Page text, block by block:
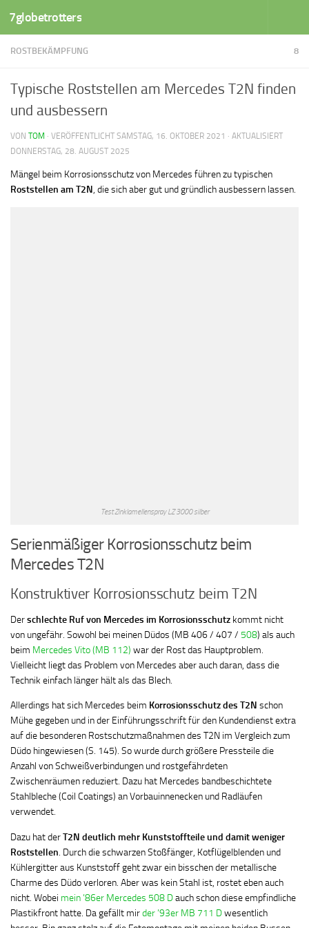
Zum Inhalt springen
7globetrotters
ROSTBEKÄMPFUNG 8
Typische Roststellen am Mercedes T2N finden
und ausbessern
VON TOM · VERÖFFENTLICHT SAMSTAG, 16. OKTOBER 2021 · AKTUALISIERT
DONNERSTAG, 28. AUGUST 2025
Mängel beim Korrosionsschutz von Mercedes führen zu typischen
Roststellen am T2N, die sich aber gut und gründlich ausbessern lassen.
Test Zinklamellenspray LZ 3000 silber
Serienmäßiger Korrosionsschutz beim
Mercedes T2N
Konstruktiver Korrosionsschutz beim T2N
Derschlechte Ruf von Mercedes im Korrosionsschutz kommt nicht
von ungefähr. Sowohl bei meinen Düdos (MB 406 / 407 / 508) als auch
beim Mercedes Vito (MB 112) war der Rost das Hauptproblem.
Vielleicht liegt das Problem von Mercedes aber auch daran, dass die
Technik einfach länger hält als das Blech.
Allerdings hat sich Mercedes beim Korrosionsschutz des T2N schon
Mühe gegeben und in der Einführungsschrift für den Kundendienst extra
auf die besonderen Rostschutzmaßnahmen des T2N im Vergleich zum
Düdo hingewiesen (S. 145). So wurde durch größere Pressteile die
Anzahl von Schweißverbindungen und rostgefährdeten
Zwischenräumen reduziert. Dazu hat Mercedes bandbeschichtete
Stahlbleche (Coil Coatings) an Vorbauinnenecken und Radläufen
verwendet.
Dazu hat derT2N deutlich mehr Kunststoffteile und damit weniger
Roststellen. Durch die schwarzen Stoßfänger, Kotflügelblenden und
Kühlergitter aus Kunststoff geht zwar ein bisschen der metallische
Charme des Düdo verloren. Aber was kein Stahl ist, rostet eben auch
nicht. Wobei mein ’86er Mercedes 508 Dauch schon diese empfindliche
Plastikfront hatte. Da gefällt mirder ’93er MB 711 Dwesentlich